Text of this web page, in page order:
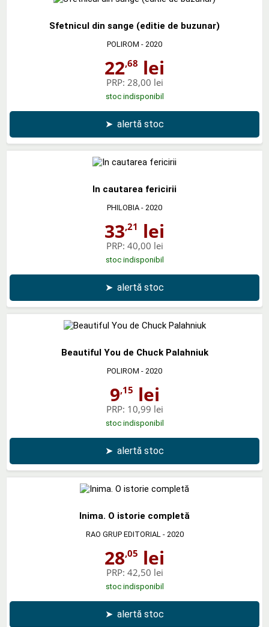
Sfetnicul din sange (editie de buzunar)
POLIROM - 2020
22,68 lei
PRP: 28,00 lei
stoc indisponibil
➤ alertă stoc
In cautarea fericirii
PHILOBIA - 2020
33,21 lei
PRP: 40,00 lei
stoc indisponibil
➤ alertă stoc
Beautiful You de Chuck Palahniuk
POLIROM - 2020
9,15 lei
PRP: 10,99 lei
stoc indisponibil
➤ alertă stoc
Inima. O istorie completă
RAO GRUP EDITORIAL - 2020
28,05 lei
PRP: 42,50 lei
stoc indisponibil
➤ alertă stoc